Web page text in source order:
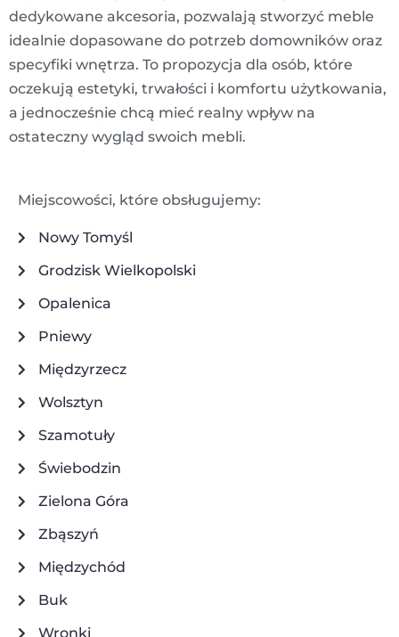
dedykowane akcesoria, pozwalają stworzyć meble
idealnie dopasowane do potrzeb domowników oraz
specyfiki wnętrza. To propozycja dla osób, które
oczekują estetyki, trwałości i komfortu użytkowania,
a jednocześnie chcą mieć realny wpływ na
ostateczny wygląd swoich mebli.
Miejscowości, które obsługujemy:
Nowy Tomyśl
Grodzisk Wielkopolski
Opalenica
Pniewy
Międzyrzecz
Wolsztyn
Szamotuły
Świebodzin
Zielona Góra
Zbąszyń
Międzychód
Buk
Wronki